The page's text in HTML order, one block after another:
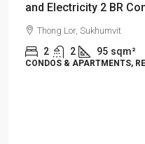
and Electricity 2 BR
Thong Lor, Sukhumvit
2 2 95 sqm²
CONDOS & APARTMENTS,